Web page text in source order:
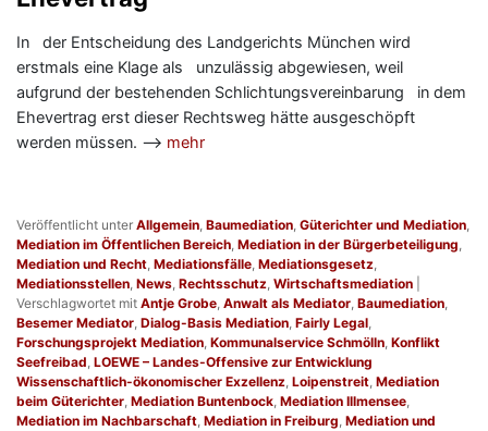
In der Entscheidung des Landgerichts München wird
erstmals eine Klage als unzulässig abgewiesen, weil
aufgrund der bestehenden Schlichtungsvereinbarung in dem
Ehevertrag erst dieser Rechtsweg hätte ausgeschöpft
werden müssen. —> mehr
Veröffentlicht unter Allgemein, Baumediation, Güterichter und Mediation,
Mediation im Öffentlichen Bereich, Mediation in der Bürgerbeteiligung,
Mediation und Recht, Mediationsfälle, Mediationsgesetz,
Mediationsstellen, News, Rechtsschutz, Wirtschaftsmediation
Verschlagwortet mit Antje Grobe, Anwalt als Mediator, Baumediation,
Besemer Mediator, Dialog-Basis Mediation, Fairly Legal,
Forschungsprojekt Mediation, Kommunalservice Schmölln, Konflikt
Seefreibad, LOEWE – Landes-Offensive zur Entwicklung
Wissenschaftlich-ökonomischer Exzellenz, Loipenstreit, Mediation
beim Güterichter, Mediation Buntenbock, Mediation Illmensee,
Mediation im Nachbarschaft, Mediation in Freiburg, Mediation und